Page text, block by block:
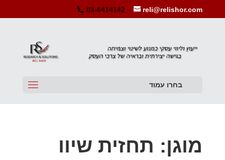
03-6414142 reli@relishor.com
בחרו עמוד
מוגן: תחזית שיוו